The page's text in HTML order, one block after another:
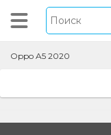
Oppo A5 2020